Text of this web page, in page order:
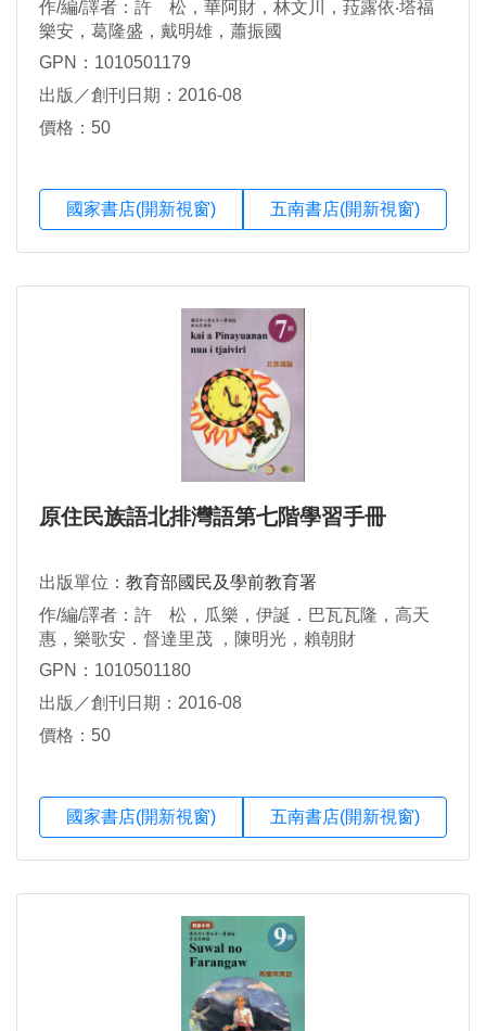
作/編/譯者：許 松，華阿財，林文川，菈露依‧塔福
樂安，葛隆盛，戴明雄，蕭振國
GPN：1010501179
出版／創刊日期：2016-08
價格：50
國家書店(開新視窗) 五南書店(開新視窗)
原住民族語北排灣語第七階學習手冊
出版單位： 教育部國民及學前教育署
作/編/譯者：許 松，瓜樂，伊誕．巴瓦瓦隆，高天
惠，樂歌安．督達里茂 ，陳明光，賴朝財
GPN：1010501180
出版／創刊日期：2016-08
價格：50
國家書店(開新視窗) 五南書店(開新視窗)